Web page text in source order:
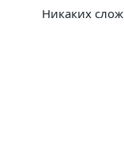
Никаких